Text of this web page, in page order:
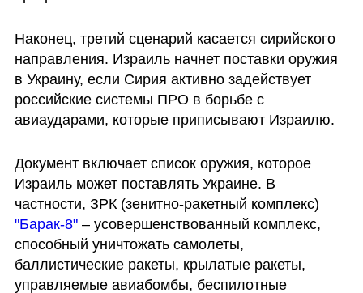
Наконец, третий сценарий касается сирийского
направления. Израиль начнет поставки оружия
в Украину, если Сирия активно задействует
российские системы ПРО в борьбе с
авиаударами, которые приписывают Израилю.
Документ включает список оружия, которое
Израиль может поставлять Украине. В
"Барак-8" – усовершенствованный комплекс,
способный уничтожать самолеты,
баллистические ракеты, крылатые ракеты,
управляемые авиабомбы, беспилотные